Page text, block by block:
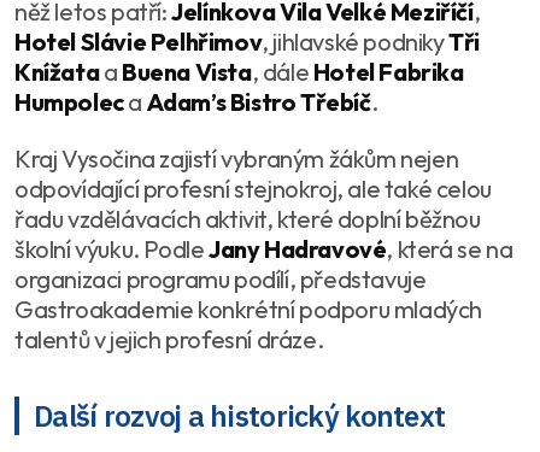
něž letos patří:Jelínkova Vila Velké Meziříčí,
Hotel Slávie Pelhřimov, jihlavské podnikyTři
Knížataa Buena Vista, dále Hotel Fabrika
Humpoleca Adam’s Bistro Třebíč.
Kraj Vysočina zajistí vybraným žákům nejen
odpovídající profesní stejnokroj, ale také celou
řadu vzdělávacích aktivit, které doplní běžnou
školní výuku. PodleJany Hadravové, která se na
organizaci programu podílí, představuje
Gastroakademie konkrétní podporu mladých
talentů v jejich profesní dráze.
Další rozvoj a historický kontext